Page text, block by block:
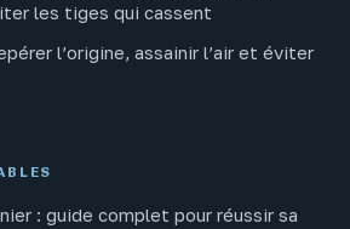
les tiges qui cassent
l’origine, assainir l’air et éviter
: guide complet pour réussir sa